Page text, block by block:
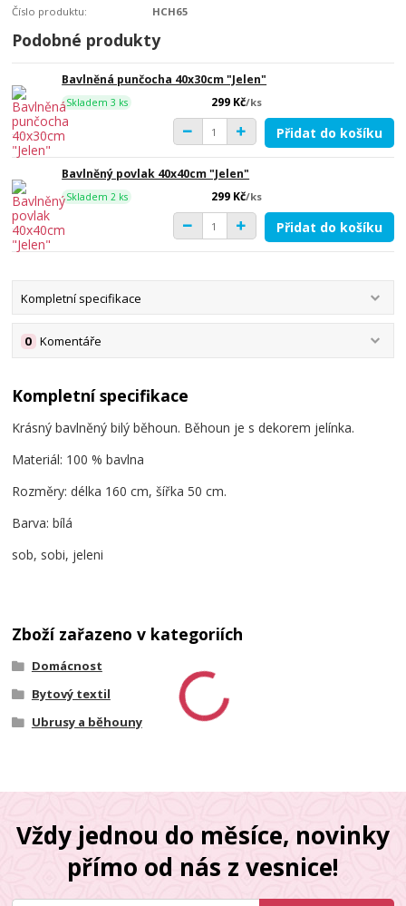
Číslo produktu: HCH65
Podobné produkty
Bavlněná punčocha 40x30cm "Jelen"
299 Kč/ks
Skladem 3 ks
Přidat do košíku
Bavlněný povlak 40x40cm "Jelen"
299 Kč/ks
Skladem 2 ks
Přidat do košíku
Kompletní specifikace
Komentáře
0
Kompletní specifikace
Krásný bavlněný bilý běhoun. Běhoun je s dekorem jelínka.
Materiál: 100 % bavlna
Rozměry: délka 160 cm, šířka 50 cm.
Barva: bílá
sob, sobi, jeleni
Zboží zařazeno v kategoriích
Domácnost
Bytový textil
Ubrusy a běhouny
Vždy jednou do měsíce, novinky
přímo od nás z vesnice!